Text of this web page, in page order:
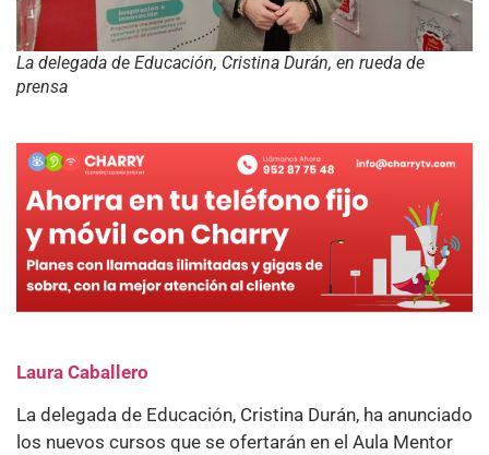
La delegada de Educación, Cristina Durán, en rueda de
prensa
Laura Caballero
La delegada de Educación, Cristina Durán, ha anunciado
los nuevos cursos que se ofertarán en el Aula Mentor